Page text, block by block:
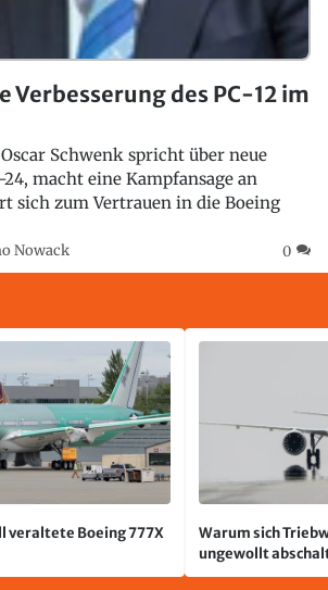
Verbesserung des PC-12 im
Schwenk spricht über neue
macht eine Kampfansage an
sich zum Vertrauen in die Boeing
Nowack 0
veraltete Boeing 777X
Warum sich
ungewollt
passiert